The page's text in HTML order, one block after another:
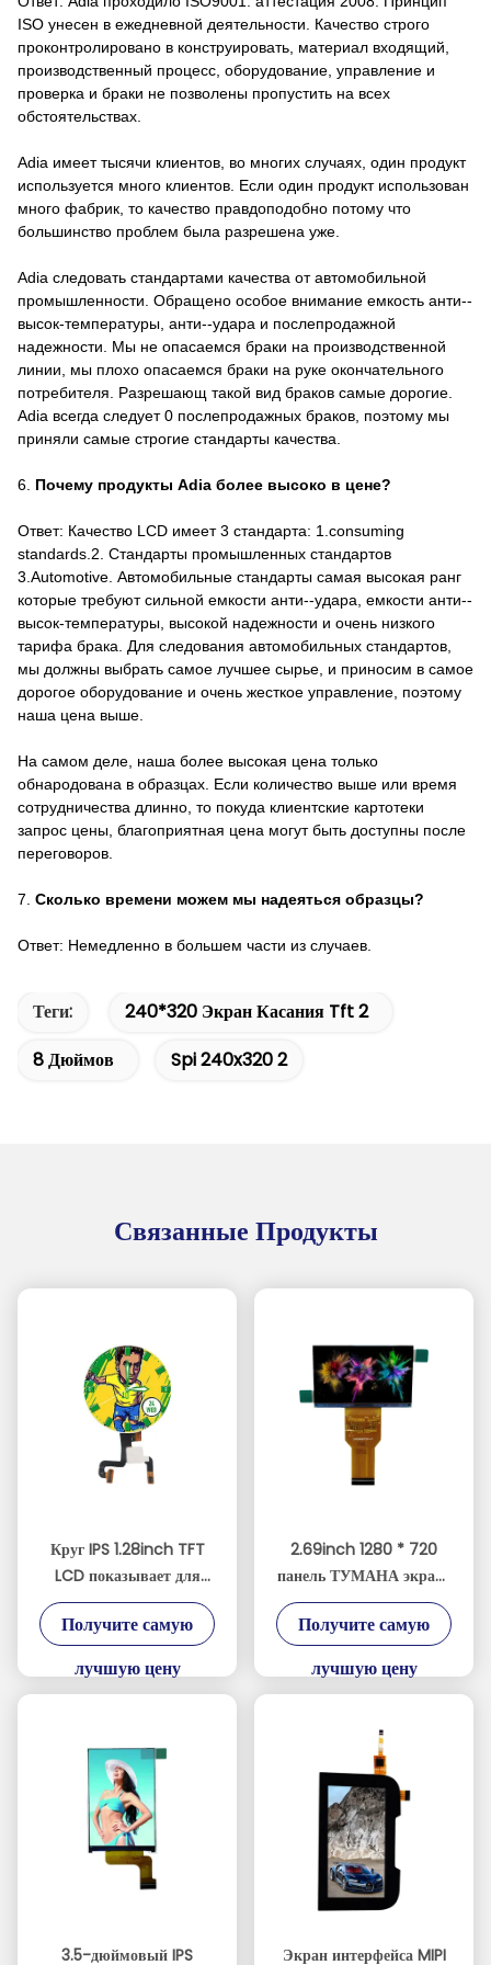
ISO унесен в ежедневной деятельности. Качество строго
проконтролировано в конструировать, материал входящий,
производственный процесс, оборудование, управление и
проверка и браки не позволены пропустить на всех
обстоятельствах.
Adia имеет тысячи клиентов, во многих случаях, один продукт
используется много клиентов. Если один продукт использован
много фабрик, то качество правдоподобно потому что
большинство проблем была разрешена уже.
Adia следовать стандартами качества от автомобильной
промышленности. Обращено особое внимание емкость анти--
высок-температуры, анти--удара и послепродажной
надежности. Мы не опасаемся браки на производственной
линии, мы плохо опасаемся браки на руке окончательного
потребителя. Разрешающ такой вид браков самые дорогие.
Adia всегда следует 0 послепродажных браков, поэтому мы
приняли самые строгие стандарты качества.
6. Почему продукты Adia более высоко в цене?
Ответ: Качество LCD имеет 3 стандарта: 1.consuming
standards.2. Стандарты промышленных стандартов
3.Automotive. Автомобильные стандарты самая высокая ранг
которые требуют сильной емкости анти--удара, емкости анти--
высок-температуры, высокой надежности и очень низкого
тарифа брака. Для следования автомобильных стандартов,
мы должны выбрать самое лучшее сырье, и приносим в самое
дорогое оборудование и очень жесткое управление, поэтому
наша цена выше.
На самом деле, наша более высокая цена только
обнародована в образцах. Если количество выше или время
сотрудничества длинно, то покуда клиентские картотеки
запрос цены, благоприятная цена могут быть доступны после
переговоров.
7. Сколько времени можем мы надеяться образцы?
Ответ: Немедленно в большем части из случаев.
Теги:
240*320 Экран Касания Tft 2
8 Дюймов
Spi 240x320 2
Связанные Продукты
Круг IPS 1.28inch TFT
LCD показывает для
оборудования дозора
медицинского
Получите самую
лучшую цену
2.69inch 1280 * 720
панель ТУМАНА экрана
репроектора TFT LCD не
не освещает
Получите самую
лучшую цену
3.5-дюймовый IPS
Экран интерфейса MIPI